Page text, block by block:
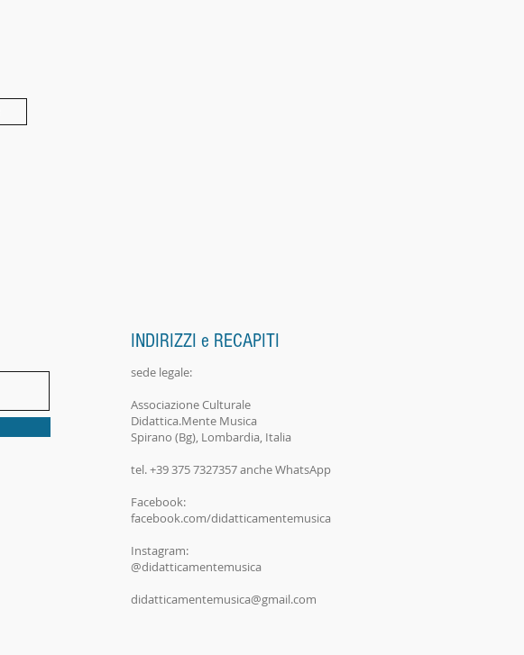
INDIRIZZI e RECAPITI
sede legale:
Associazione Culturale
Didattica.Mente Musica
Spirano (Bg), Lombardia, Italia
tel. +39 375 7327357 anche WhatsApp
Facebook:
facebook.com/didatticamentemusica
Instagram:
@didatticamentemusica
didatticamentemusica@gmail.com